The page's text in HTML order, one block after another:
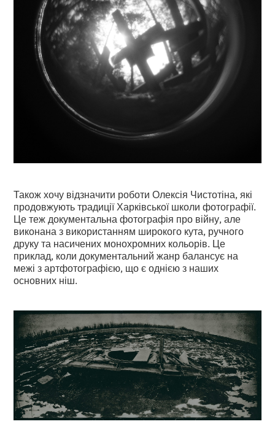
Також хочу відзначити роботи Олексія Чистотіна, які
продовжують традиції Харківської школи фотографії.
Це теж документальна фотографія про війну, але
виконана з використанням широкого кута, ручного
друку та насичених монохромних кольорів. Це
приклад, коли документальний жанр балансує на
межі з артфотографією, що є однією з наших
основних ніш.